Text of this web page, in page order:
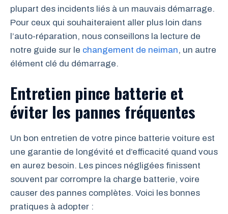
plupart des incidents liés à un mauvais démarrage.
Pour ceux qui souhaiteraient aller plus loin dans
l’auto-réparation, nous conseillons la lecture de
notre guide sur le changement de neiman, un autre
élément clé du démarrage.
Entretien pince batterie et
éviter les pannes fréquentes
Un bon entretien de votre pince batterie voiture est
une garantie de longévité et d’efficacité quand vous
en aurez besoin. Les pinces négligées finissent
souvent par corrompre la charge batterie, voire
causer des pannes complètes. Voici les bonnes
pratiques à adopter :